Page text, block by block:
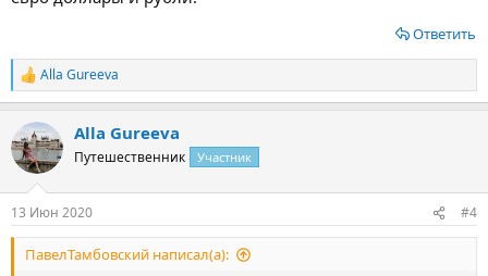
Ответить
Р
е
к
ц
и
Alla Gureeva
Alla Gureeva
Путешественник Участник
13 Июн 2020 #4
ПавелТамбовский написал(а):